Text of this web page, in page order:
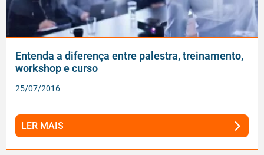
Entenda a diferença entre palestra, treinamento,
workshop e curso
25/07/2016
LER MAIS